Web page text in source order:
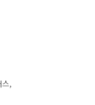
스